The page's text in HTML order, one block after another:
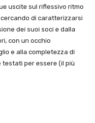
uscite sul riflessivo ritmo
di caratterizzarsi
dei suoi soci e dalla
con un occhio
e alla completezza di
per essere (il più